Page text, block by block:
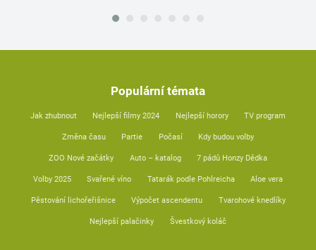
Populární témata
Jak zhubnout Nejlepší filmy 2024 Nejlepší horory TV program
Změna času Partie Počasí Kdy budou volby
ZOO Nové začátky Auto – katalog 7 pádů Honzy Dědka
Volby 2025 Svařené víno Tatarák podle Pohlreicha Aloe vera
Pěstování lichořeřišnice Výpočet ascendentu Tvarohové knedlíky
Nejlepší palačinky Švestkový koláč